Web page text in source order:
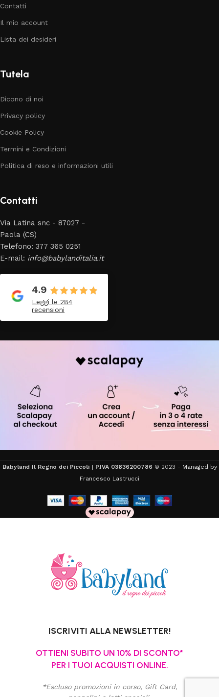
Contatti
Il mio account
Lista dei desideri
Tutela
Dicono di noi
Privacy policy
Cookie Policy
Termini e Condizioni
Politica di reso e informazioni utili
Contatti
Via Latina snc - 87027 -
Paola (CS)
Telefono: 377 365 0251
E-mail: info@babylanditalia.it
4.9
Leggi le 284
recensioni
Babyland Il Regno dei Piccoli | P.IVA 03836200786 © 2023 - Managed by
Francesco Lastrucci
ISCRIVITI ALLA NEWSLETTER!
OTTIENI SUBITO UN 10% DI SCONTO*
PER I TUOI ACQUISTI ONLINE.
*Escluso promozioni in corso, Gift Card,